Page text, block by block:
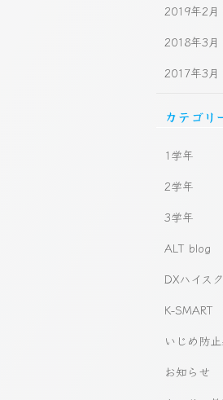
2019年2月
2018年3月
2017年3月
カテゴリ
1学年
2学年
3学年
ALT blog
DXハイス
K-SMART
いじめ防
お知らせ